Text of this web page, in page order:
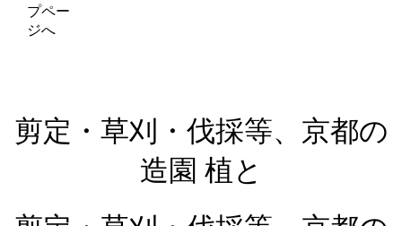
剪定・草刈・伐採等、京都の
造園 植と